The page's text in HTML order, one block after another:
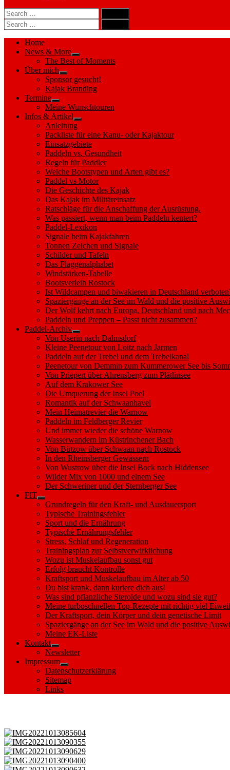
Search
for:
Search
Search
for:
Search
Home
News & More
Show
sub
The Best of Moments
Über mich
Show
sub
menu
Sponsor gesucht!
Kajak Branding
Termine
Show
sub
menu
Meine Wunschtouren
Infos & Artikel
Show
sub
menu
Anleitung
Packliste für eine Kanu- oder Kajaktour
Einsatzgebiete
Paddeln vs. Gesundheit
Regeln für Paddler
Welche Bootstypen und Arten gibt es?
Paddel vs Motor
Die Geschichte des Kajak
Das Kajak im Militäreinsatz
Ratschläge für die Anschaffung der Ausrüstung.
Was passiert, wenn man beim Paddeln kentert?
Paddel-Lexikon
Signale beim Kajakfahren
Tonnen Zeichen und Signale
Schilder und Tafeln
Das Flaggenalphabet
Windstärken-Tabelle
Bootsverleih Rostock
Ist Wildcampen und biwakieren in Deutschland
Spaziergänge an der See im Wald und die positive
Der Wolf kehrt nach Europa, Deutschland und nach
Paddeln und Preppen – Passt nicht zusammen?
Paddel-Archiv
Show
sub
menu
Von Userin nach Dalmsdorf
Kleine Peenetour von Loitz nach Jarmen
Paddeln auf der Trebel und dem Trebelkanal
Peenetour von Demmin zum Kummerower See bis
Von Priepert über Ahrensberg zum Plätlinsee
Auf dem Krakower See
Die Umquerung der Insel Poel
Romantik auf der Schwaanhavel
Mein Heimatrevier die Warnow
Paddeln im Feldberger Revier
Und immer wieder die schöne Warnow
Wasserwandern im Küstrinchener Bach
Von Bützow über Schwaan nach Rostock
In den Rheinsberger Gewässern
Von Wustrow über die Insel Bock nach Hiddensee
Wilder Mix von 1000 und einem See
Der Schweriner und der Sternberger See
FIT
Show
sub
menu
Grundregeln für den Kraft- und Ausdauersport
Typische Trainingsfehler
Sport und die Ernährung
Typische Ernährungsfehler
Stress, Schlaf und Regeneration
Trainingsplan zur Selbstverwirklichung
Wozu ist Muskelaufbau sonst gut
Erfolg braucht Kontrolle
Kraftsport und Muskelaufbau im Alter ab 50
Du bist krank, dann kuriere dich aus!
Was sind pflanzliche Steroide und wozu sind sie gut?
Meine turboschnellen Top-Rezepte mit richtig viel
Der Kraftsport, dein Körper und dein genetische Limit
Spaziergänge an der See im Wald und die positive
Meine EK-Liste
Kontakt
Show
sub
menu
Newsletter
Impressum
Show
sub
menu
Datenschutzerklärung
Sitemap
Links